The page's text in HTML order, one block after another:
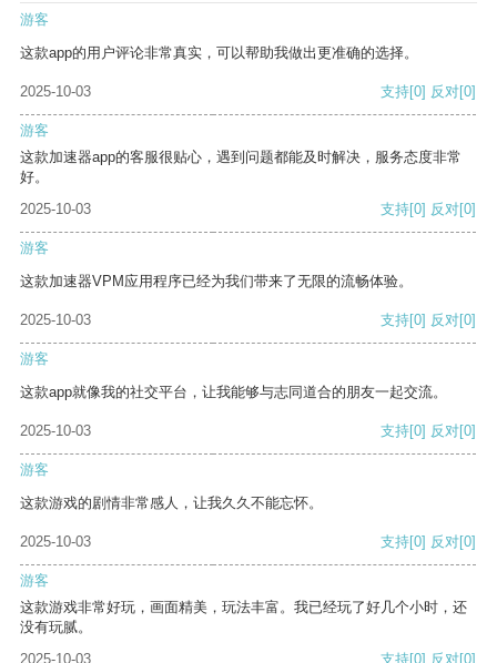
游客
这款app的用户评论非常真实，可以帮助我做出更准确的选择。
2025-10-03 支持[0] 反对[0]
游客
这款加速器app的客服很贴心，遇到问题都能及时解决，服务态度非常
好。
2025-10-03
支持[0] 反对[0]
游客
这款加速器VPM应用程序已经为我们带来了无限的流畅体验。
2025-10-03 支持[0] 反对[0]
游客
这款app就像我的社交平台，让我能够与志同道合的朋友一起交流。
2025-10-03 支持[0] 反对[0]
游客
这款游戏的剧情非常感人，让我久久不能忘怀。
2025-10-03 支持[0] 反对[0]
游客
这款游戏非常好玩，画面精美，玩法丰富。我已经玩了好几个小时，还
没有玩腻。
2025-10-03
支持[0] 反对[0]